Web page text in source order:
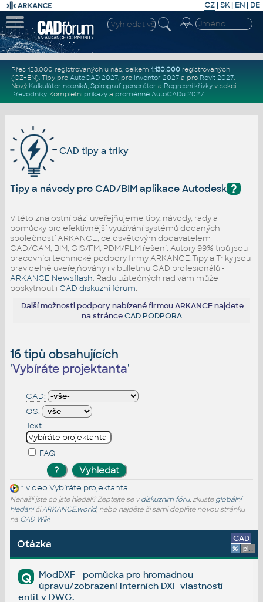
CZ | SK| EN | DE
Přes 123.000 registrovaných u nás, celkem 1.130.000registrovaných
(CZ+EN). Tipy pro AutoCAD 2027, pro Inventor 2027a pro Revit 2027.
Nový Kalkulátor nosníků, Spirograf generátor a Regresní křivkyv sekci
Převodníky. Kompletní příkazya proměnné AutoCADu 2027.
CAD tipy a triky
?
Tipy a návody pro CAD/BIM aplikace Autodesk
V této znalostní bázi uveřejňujeme tipy, návody, rady a
pomůcky pro efektivnější využívání systémů dodaných
společností ARKANCE, celosvětovým dodavatelem
CAD/CAM, BIM, GIS/FM, PDM/PLM řešení. Autory 99% tipů jsou
pracovníci technické podpory firmy ARKANCE.Tipy a Triky jsou
pravidelně uveřejňovány i v bulletinu CAD profesionálů -
ARKANCE Newsflash. Řadu užitečných rad vám může
poskytnout i CAD diskuzní fórum.
Další možnosti podpory nabízené firmou ARKANCE najdete
na stránceCAD PODPORA
16 tipů obsahujících
'Vybíráte projektanta'
CAD:
OS:
Text:
FAQ
1 video Vybíráte projektanta
Nenašli jste co jste hledali? Zeptejte se v diskuzním fóru, zkuste globální
hledáníčiARKANCE.world, nebo najděte či sami doplňte novou stránku
na CAD Wiki.
Otázka CAD
% platforma
Q
ModDXF - pomůcka pro hromadnou
úpravu/zobrazení interních DXF vlastností
entit v DWG.